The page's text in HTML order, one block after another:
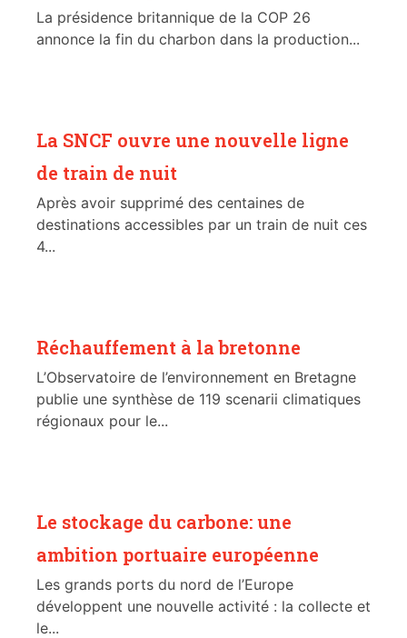
La présidence britannique de la COP 26
annonce la fin du charbon dans la production...
La SNCF ouvre une nouvelle ligne
de train de nuit
Après avoir supprimé des centaines de
destinations accessibles par un train de nuit ces
4...
Réchauffement à la bretonne
L’Observatoire de l’environnement en Bretagne
publie une synthèse de 119 scenarii climatiques
régionaux pour le...
Le stockage du carbone: une
ambition portuaire européenne
Les grands ports du nord de l’Europe
développent une nouvelle activité : la collecte et
le...